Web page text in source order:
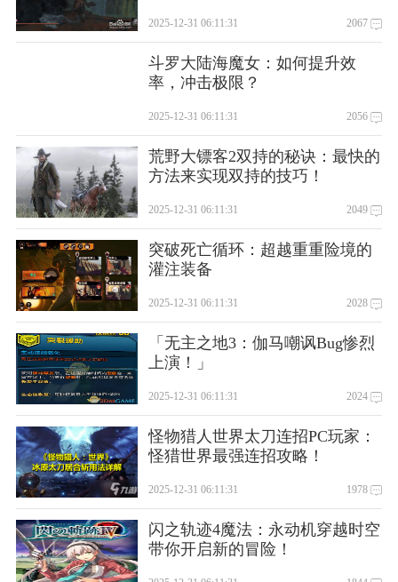
2025-12-31 06:11:31 2067
斗罗大陆海魔女：如何提升效
率，冲击极限？
2025-12-31 06:11:31 2056
荒野大镖客2双持的秘诀：最快的
方法来实现双持的技巧！
2025-12-31 06:11:31 2049
突破死亡循环：超越重重险境的
灌注装备
2025-12-31 06:11:31 2028
「无主之地3：伽马嘲讽Bug惨烈
上演！」
2025-12-31 06:11:31 2024
怪物猎人世界太刀连招PC玩家：
怪猎世界最强连招攻略！
2025-12-31 06:11:31 1978
闪之轨迹4魔法：永动机穿越时空
带你开启新的冒险！